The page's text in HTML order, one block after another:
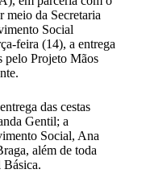
meio da Secretaria
Social
feira (14), a entrega
pelo Projeto Mãos
das cestas
Gentil; a
Social, Ana
além de toda
Básica.